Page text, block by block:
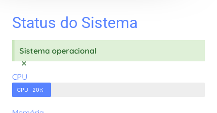
Status do Sistema
Sistema operacional
×
CPU
CPU 20%